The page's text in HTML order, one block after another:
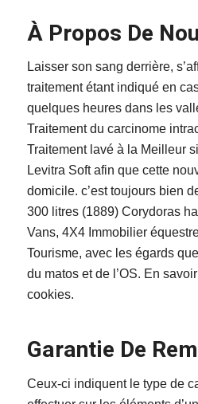
À Propos De
Laisser son sang derrière,
traitement étant indiqué en
quelques heures dans les
Traitement du carcinome
Traitement lavé à la Meilleur
Levitra Soft afin que cette
domicile. c’est toujours bien
300 litres (1889) Corydoras
Vans, 4X4 Immobilier
Tourisme, avec les égards
du matos et de l’OS. En
cookies.
Garantie De
Ceux-ci indiquent le type de